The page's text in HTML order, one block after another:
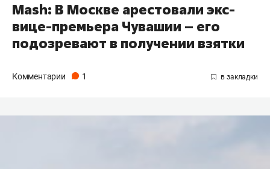
Mash: В Москве арестовали экс-
вице-премьера Чувашии – его
подозревают в получении взятки
Комментарии 1